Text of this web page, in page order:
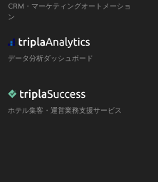
CRM・マーケティングオートメーショ
ン
データ分析ダッシュボード
ホテル集客・運営業務支援サービス